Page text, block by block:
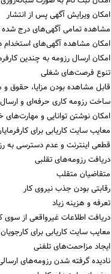
امکان ویرایش آگهی پس از انتشار
مشاهده تمامی آگهی‌های درج شده
امکان مشاهده آگهی‌های استخدام
امکان ارسال رزومه به چندین
تنوع فرصت‌های شغلی
قابل مشاهده بودن مزایا، حقوق و
ساخت رزومه کاری حرفه‌ای و
امکان نوشتن توانایی و
معایب سایت کاریابی برای
قطعی اینترنت و عدم دسترسی به
دریافت رزومه‌های تقلبی
متقاضیان متقلب
رقابتی بودن جذب نیروی کار
تعرفه و هزینه زیاد
دریافت اطلاعات غیرواقعی از سوی
معایب سایت کاریابی برای کارجویان
ایجاد مزاحمت‌های تلفنی
نادیده گرفته شدن رزومه‌های